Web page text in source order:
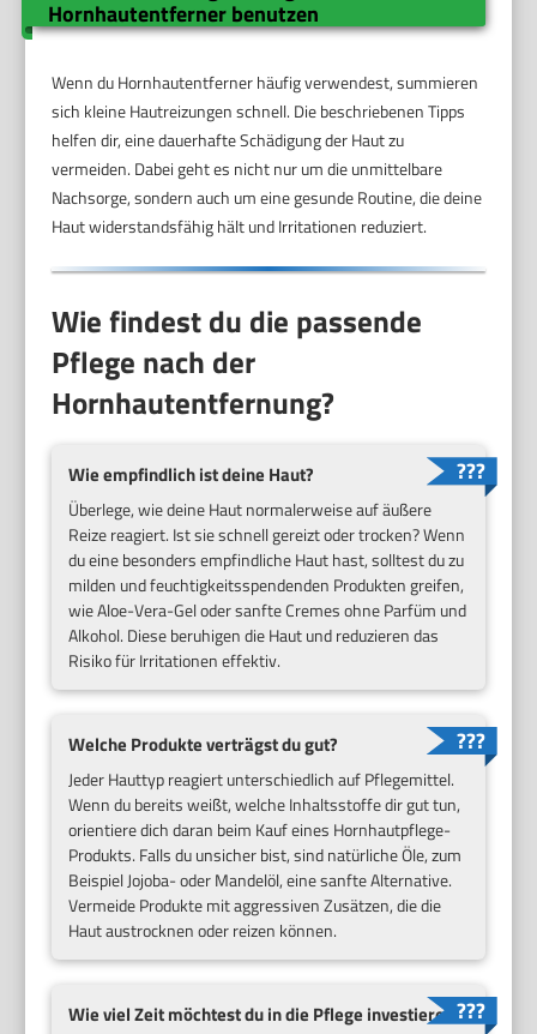
Hornhautentferner benutzen
Wenn du Hornhautentferner häufig verwendest, summieren
sich kleine Hautreizungen schnell. Die beschriebenen Tipps
helfen dir, eine dauerhafte Schädigung der Haut zu
vermeiden. Dabei geht es nicht nur um die unmittelbare
Nachsorge, sondern auch um eine gesunde Routine, die deine
Haut widerstandsfähig hält und Irritationen reduziert.
Wie findest du die passende
Pflege nach der
Hornhautentfernung?
Wie empfindlich ist deine Haut?
Überlege, wie deine Haut normalerweise auf äußere
Reize reagiert. Ist sie schnell gereizt oder trocken? Wenn
du eine besonders empfindliche Haut hast, solltest du zu
milden und feuchtigkeitsspendenden Produkten greifen,
wie Aloe-Vera-Gel oder sanfte Cremes ohne Parfüm und
Alkohol. Diese beruhigen die Haut und reduzieren das
Risiko für Irritationen effektiv.
Welche Produkte verträgst du gut?
Jeder Hauttyp reagiert unterschiedlich auf Pflegemittel.
Wenn du bereits weißt, welche Inhaltsstoffe dir gut tun,
orientiere dich daran beim Kauf eines Hornhautpflege-
Produkts. Falls du unsicher bist, sind natürliche Öle, zum
Beispiel Jojoba- oder Mandelöl, eine sanfte Alternative.
Vermeide Produkte mit aggressiven Zusätzen, die die
Haut austrocknen oder reizen können.
Wie viel Zeit möchtest du in die Pflege investieren?